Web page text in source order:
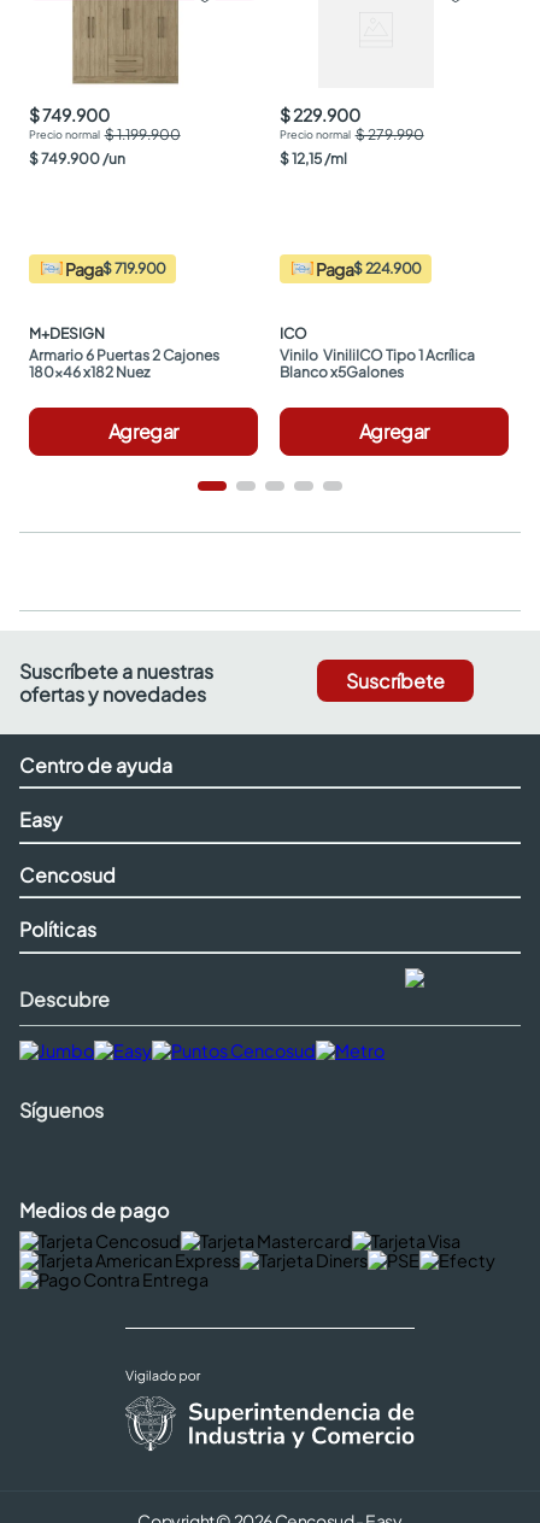
$ 749.900
$ 1.199.900
$749.900 /un
Paga$ 719.900
M+DESIGN
Armario 6 Puertas 2 Cajones
180x46 x182 Nuez
Agregar
$ 229.900
$ 279.990
$12,15 /ml
Paga$ 224.900
ICO
Vinilo  ViniliICO Tipo 1 Acrílica
Blanco x5Galones
Agregar
Suscríbete a nuestras
ofertas y novedades
Suscríbete
Centro de ayuda
Easy
Cencosud
Políticas
Descubre
Síguenos
Medios de pago